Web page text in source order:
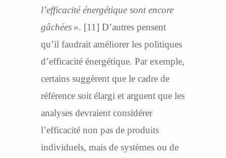
l’efficacité énergétique sont encore
gâchées ». [11] D’autres pensent
qu’il faudrait améliorer les politiques
d’efficacité énergétique. Par exemple,
certains suggèrent que le cadre de
référence soit élargi et arguent que les
analyses devraient considérer
l’efficacité non pas de produits
individuels, mais de systèmes ou de